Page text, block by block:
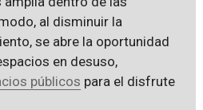
al disminuir la
se abre la oportunidad
en desuso,
públicos para el disfrute